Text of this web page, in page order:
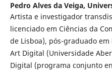
Pedro Alves da Veiga,
Artista e investigador
licenciado em Ciências da
de Lisboa), pós-graduado
Art Digital (Universidade
Digital (programa conjunto